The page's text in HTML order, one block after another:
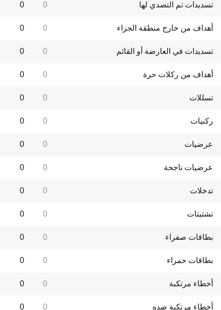
تسديدات تم التصدي لها 0
0
أهداف من خارج منطقة الجزاء 0
0
تسديدات في العارضة أو القائم 0
0
أهداف من ركلات حرة 0
0
تسللات 0
0
ركنيات 0
0
عرضيات 0
0
عرضيات ناجحة 0
0
تدخلات 0
0
تشتيتات 0
0
بطاقات صفراء 0
0
بطاقات حمراء 0
0
أخطاء مرتكبة 0
0
أخطاء مرتكبة ضده 0
0